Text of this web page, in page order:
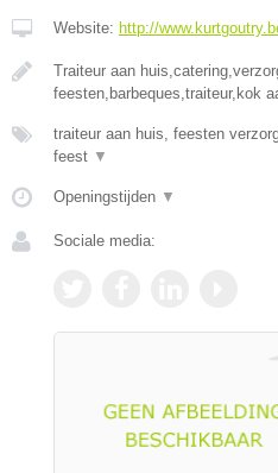
Website: http://
Traiteur aan
feesten,barbeques,traiteur,kok
traiteur aan huis, feesten
feest ▼
Openingstijden ▼
Sociale media: